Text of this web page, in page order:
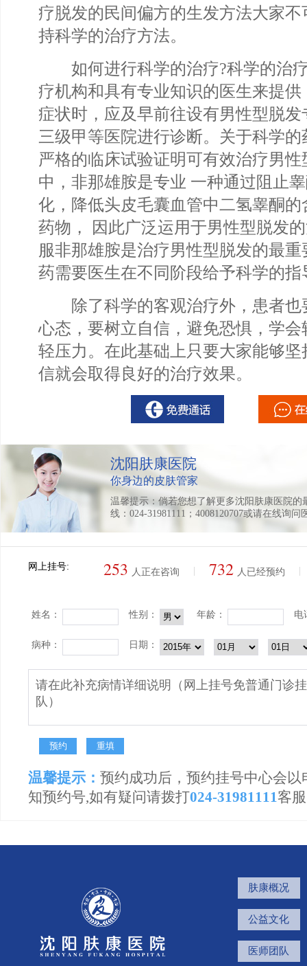
疗脱发的民间偏方的生发方法大家
持科学的治疗方法。
如何进行科学的治疗?科学的治
疗机构和具有专业知识的医生来提
症状时，应及早前往设有男性型脱
三级甲等医院进行诊断。关于科学
严格的临床试验证明可有效治疗男
中，非那雄胺是专业 一种通过阻止
化，降低头皮毛囊血管中二氢睾酮
药物， 因此广泛运用于男性型脱发
服非那雄胺是治疗男性型脱发的最
药需要医生在不同阶段给予科学的指
除了科学的客观治疗外，患者也
心态，要树立自信，避免恐惧，学
轻压力。在此基础上只要大家能够
信就会取得良好的治疗效果。
沈阳肤康医院
你身边的皮肤管家
温馨提示：倘若您想了解更多沈阳肤康医院
线：024-31981111；4008120707或请在线询问
网上挂号: 253 人正在咨询 732 人已经预约
姓名： 性别： 年龄： 电
病种： 日期：
温馨提示： 预约成功后，预约挂号中心会
知预约号,如有疑问请拨打024-31981111客
肤康概况
公益文化
医师团队